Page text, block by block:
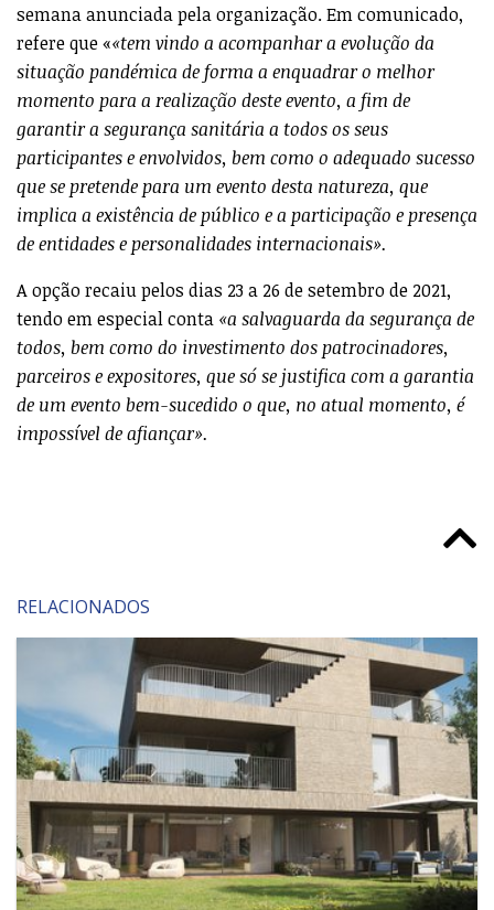
semana anunciada pela organização. Em comunicado,
refere que ««tem vindo a acompanhar a evolução da
situação pandémica de forma a enquadrar o melhor
momento para a realização deste evento, a fim de
garantir a segurança sanitária a todos os seus
participantes e envolvidos, bem como o adequado sucesso
que se pretende para um evento desta natureza, que
implica a existência de público e a participação e presença
de entidades e personalidades internacionais».
A opção recaiu pelos dias 23 a 26 de setembro de 2021,
tendo em especial conta «a salvaguarda da segurança de
todos, bem como do investimento dos patrocinadores,
parceiros e expositores, que só se justifica com a garantia
de um evento bem-sucedido o que, no atual momento, é
impossível de afiançar».
RELACIONADOS